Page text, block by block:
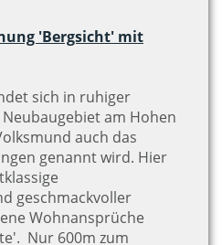
'Bergsicht' mit
sich in ruhiger
am Hohen
auch das
genannt wird. Hier
geschmackvoller
Wohnansprüche
Nur 600m zum